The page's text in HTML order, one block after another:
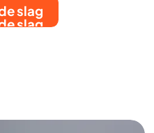
slag
slag